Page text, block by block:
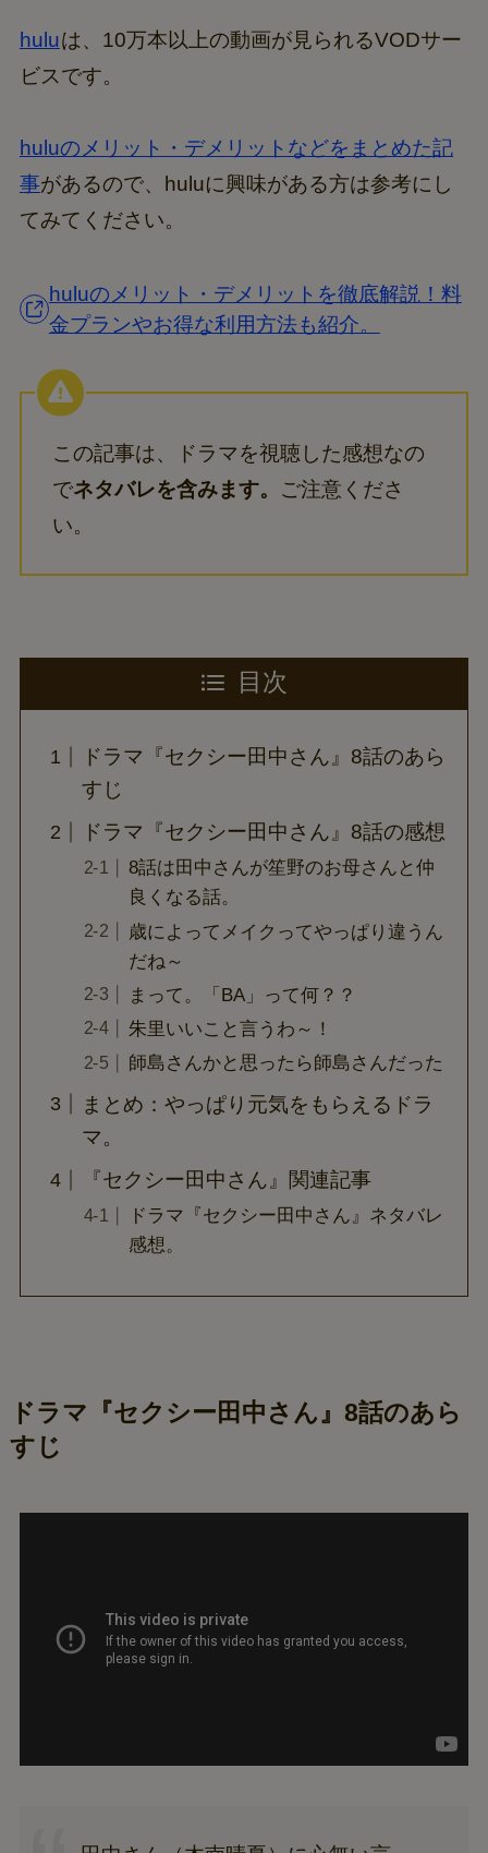
huluは、10万本以上の動画が見られるVODサー
ビスです。
huluのメリット・デメリットなどをまとめた記
事があるので、huluに興味がある方は参考にし
てみてください。
huluのメリット・デメリットを徹底解説！料
金プランやお得な利用方法も紹介。
この記事は、ドラマを視聴した感想なの
でネタバレを含みます。 ご注意くださ
い。
目次
ドラマ『セクシー田中さん』8話のあら
すじ
ドラマ『セクシー田中さん』8話の感想
8話は田中さんが笙野のお母さんと仲
良くなる話。
歳によってメイクってやっぱり違うん
だね～
まって。「BA」って何？？
朱里いいこと言うわ～！
師島さんかと思ったら師島さんだった
まとめ：やっぱり元気をもらえるドラ
マ。
『セクシー田中さん』関連記事
ドラマ『セクシー田中さん』ネタバレ
感想。
ドラマ『セクシー田中さん』8話のあら
すじ